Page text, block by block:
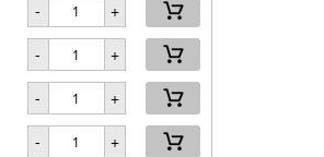
- +
- +
- +
- +